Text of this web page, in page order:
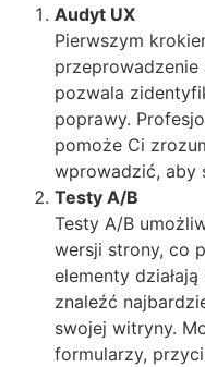
Audyt UX
Pierwszym
pozwala
poprawy.
pomoże Ci
wprowadzić, aby
Testy A/B
Testy A/B
wersji strony, co
elementy
znaleźć
swojej witryny.
formularzy,